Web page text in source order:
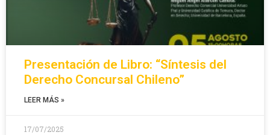
Presentación de Libro: “Síntesis del
Derecho Concursal Chileno”
LEER MÁS »
17/07/2025